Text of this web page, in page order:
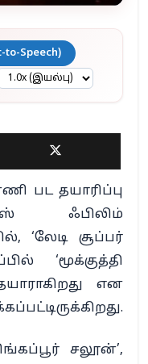
Speech)
பட தயாரிப்பு
ஃபிலிம்
‘லேடி சூப்பர்
‘மூக்குத்தி
என
சலூன்’,